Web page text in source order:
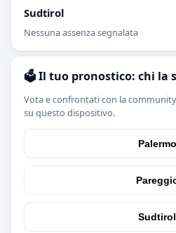
Sudtirol
Nessuna assenza segnalata
🗳️ Il tuo pronostico: chi la
Vota e confrontati con la
su questo dispositivo.
Palermo
Sudtirol